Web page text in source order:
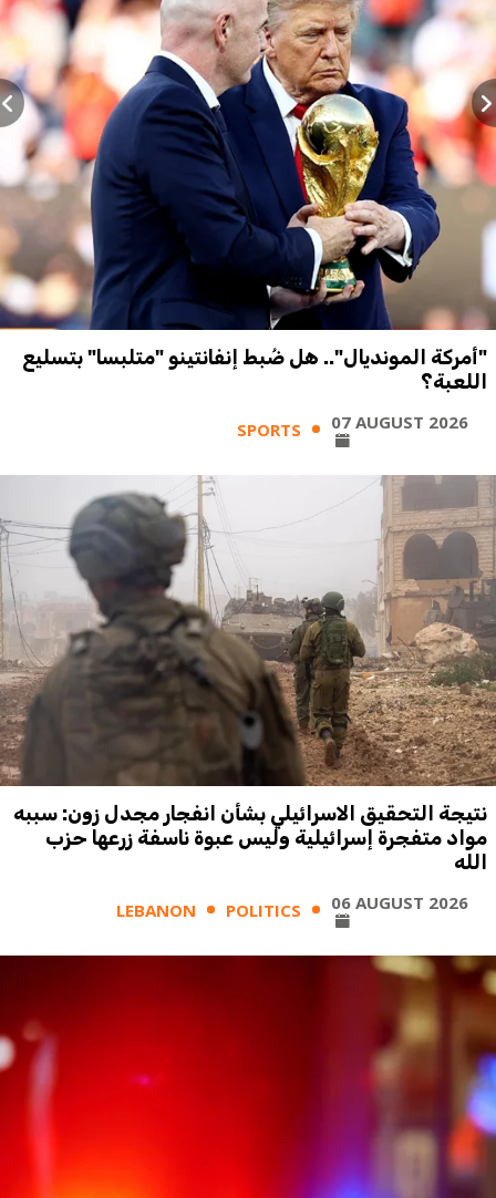
"أمركة المونديال".. هل ضُبط إنفانتينو "متلبسا" بتسليع
اللعبة؟
SPORTS 07 AUGUST 2026
نتيجة التحقيق الاسرائيلي بشأن انفجار مجدل زون: سببه
مواد متفجرة إسرائيلية وليس عبوة ناسفة زرعها حزب
الله
LEBANON POLITICS 06 AUGUST 2026